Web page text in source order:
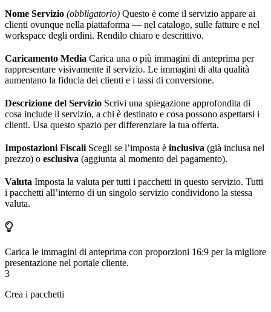
Nome Servizio (obbligatorio) Questo è come il servizio appare ai
clienti ovunque nella piattaforma — nel catalogo, sulle fatture e nel
workspace degli ordini. Rendilo chiaro e descrittivo.
Caricamento Media Carica una o più immagini di anteprima per
rappresentare visivamente il servizio. Le immagini di alta qualità
aumentano la fiducia dei clienti e i tassi di conversione.
Descrizione del Servizio Scrivi una spiegazione approfondita di
cosa include il servizio, a chi è destinato e cosa possono aspettarsi i
clienti. Usa questo spazio per differenziare la tua offerta.
Impostazioni Fiscali Scegli se l’imposta è inclusiva (già inclusa nel
prezzo) o esclusiva (aggiunta al momento del pagamento).
Valuta Imposta la valuta per tutti i pacchetti in questo servizio. Tutti
i pacchetti all’interno di un singolo servizio condividono la stessa
valuta.
Carica le immagini di anteprima con proporzioni 16:9 per la migliore
presentazione nel portale cliente.
3
Crea i pacchetti